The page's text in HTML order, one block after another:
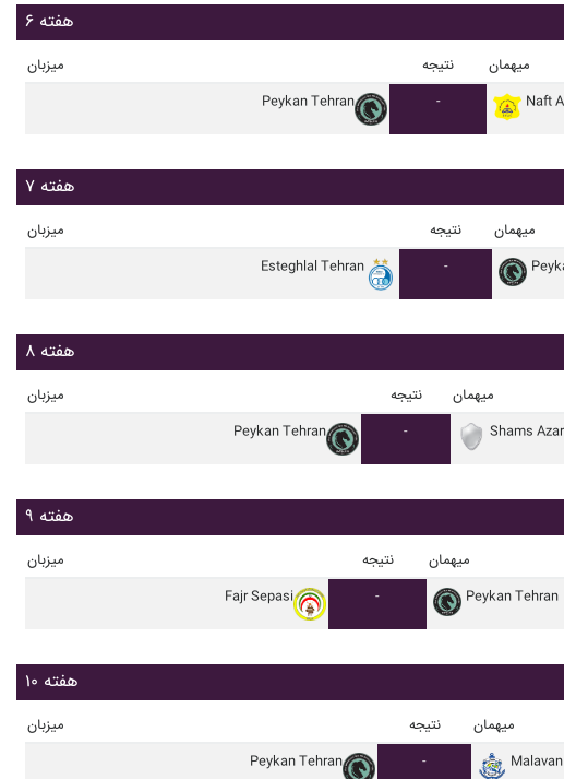
هفته ۶
میزبان نتیجه میهمان
Peykan Tehran - Naft
هفته ۷
میزبان نتیجه میهمان
Esteghlal Tehran -
هفته ۸
میزبان نتیجه میهمان
Peykan Tehran - Shams
هفته ۹
میزبان نتیجه میهمان
Fajr Sepasi - Peykan Tehran
هفته ۱۰
میزبان نتیجه میهمان
Peykan Tehran -